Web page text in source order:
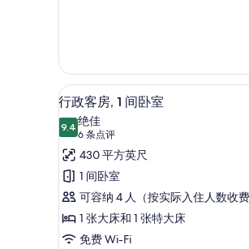
多
信
息
显
示
行
政
客
房,
1
间
高档
12
行政客房, 1 间卧室
9.49.4 分，满分 10 分
绝佳
6 条点评
(6
条
点
评)
430 平方英尺
1 间卧室
可容纳 4 人（按实际入住人数收费
1 张大床和 1 张特大床
免费 Wi-Fi